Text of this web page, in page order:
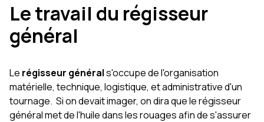
Le travail du régisseur
général
Le régisseur générals'occupe de l'organisation
matérielle, technique, logistique, et administrative d'un
tournage. Si on devait imager, on dira que le régisseur
général met de l'huile dans les rouages afin de s'assurer